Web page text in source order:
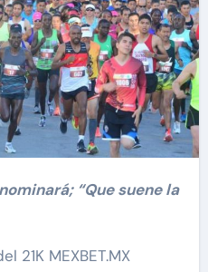
21K MEXBET.MX